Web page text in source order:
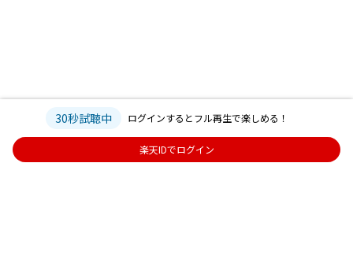
30秒試聴中 ログインするとフル再生で楽しめる！
楽天IDでログイン